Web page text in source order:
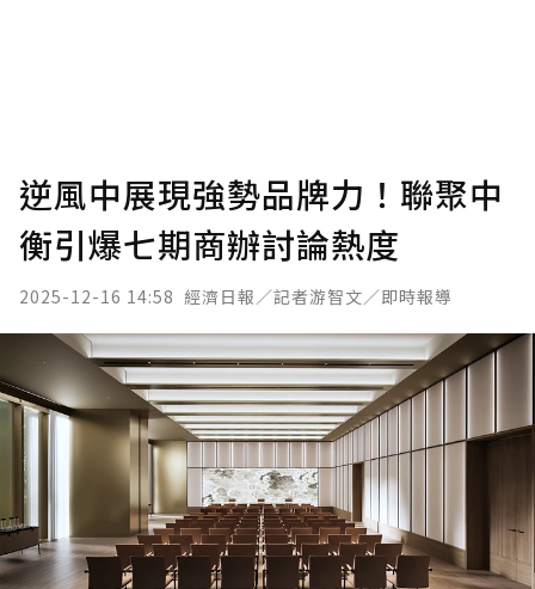
逆風中展現強勢品牌力！聯聚中
衡引爆七期商辦討論熱度
2025-12-16 14:58 經濟日報／記者游智文／即時報導